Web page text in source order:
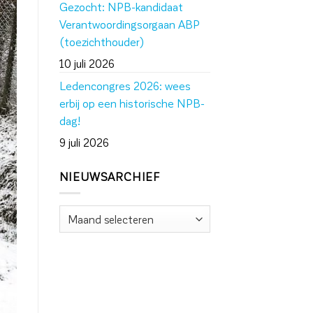
Gezocht: NPB-kandidaat
Verantwoordingsorgaan ABP
(toezichthouder)
10 juli 2026
Ledencongres 2026: wees
erbij op een historische NPB-
dag!
9 juli 2026
NIEUWSARCHIEF
Nieuwsarchief